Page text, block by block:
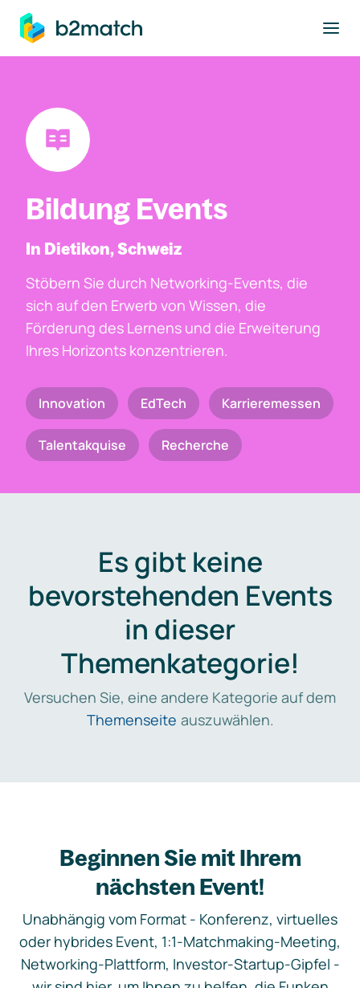
springen
Bildung Events
In Dietikon, Schweiz
Stöbern Sie durch Networking-Events, die
sich auf den Erwerb von Wissen, die
Förderung des Lernens und die Erweiterung
Ihres Horizonts konzentrieren.
Innovation EdTech Karrieremessen
Talentakquise Recherche
Es gibt keine
bevorstehenden Events
in dieser
Themenkategorie!
Versuchen Sie, eine andere Kategorie auf dem
Themenseite auszuwählen.
Beginnen Sie mit Ihrem
nächsten Event!
Unabhängig vom Format - Konferenz, virtuelles
oder hybrides Event, 1:1-Matchmaking-Meeting,
Networking-Plattform, Investor-Startup-Gipfel -